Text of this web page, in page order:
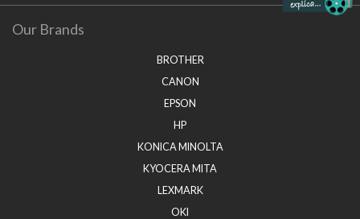
Our Brands
BROTHER
CANON
EPSON
HP
KONICA MINOLTA
KYOCERA MITA
LEXMARK
OKI